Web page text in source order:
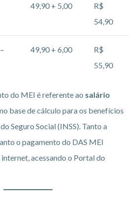
49,90 + 5,00
R$
54,90
49,90 + 6,00
R$
55,90
do MEI é referente ao salário
base de cálculo para os benefícios
Seguro Social (INSS). Tanto a
o pagamento do DAS MEI
acessando o Portal do